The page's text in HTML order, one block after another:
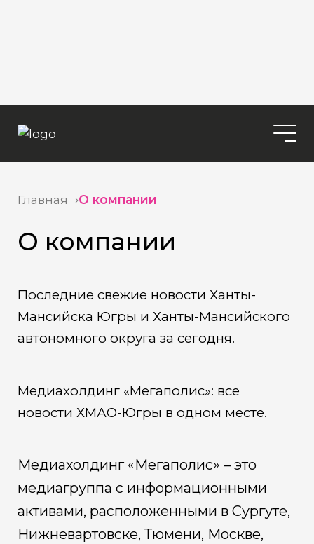
Главная О компании
О компании
Последние свежие новости Ханты-
Мансийска Югры и Ханты-Мансийского
автономного округа за сегодня.
Медиахолдинг «Мегаполис»: все
новости ХМАО-Югры в одном месте.
Медиахолдинг «Мегаполис» – это
медиагруппа с информационными
активами, расположенными в Сургуте,
Нижневартовске, Тюмени, Москве,